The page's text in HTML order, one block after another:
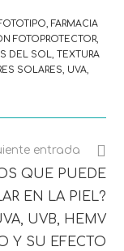
, FARMACIA
FOTOPROTECTOR,
DEL SOL, TEXTURA
SOLARES, UVA,
entrada
QUE PUEDE
EN LA PIEL?
UVB, HEMV
Y SU EFECTO